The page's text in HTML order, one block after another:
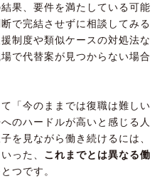
果、要件を満たしている可能
で完結させずに相談してみる
制度や類似ケースの対処法な
で代替案が見つからない場合
「今のままでは復職は難しい
のハードルが高いと感じる人
を見ながら働き続けるには、
った、 これまでとは異なる働
つです。